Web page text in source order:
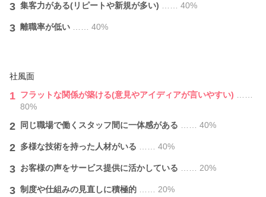
3 集客力がある(リピートや新規が多い) …… 40%
3 離職率が低い …… 40%
社風面
1 フラットな関係が築ける(意見やアイディアが言いやすい)
80%
2 同じ職場で働くスタッフ間に一体感がある …… 40%
2 多様な技術を持った人材がいる …… 40%
3 お客様の声をサービス提供に活かしている …… 20%
3 制度や仕組みの見直しに積極的 …… 20%